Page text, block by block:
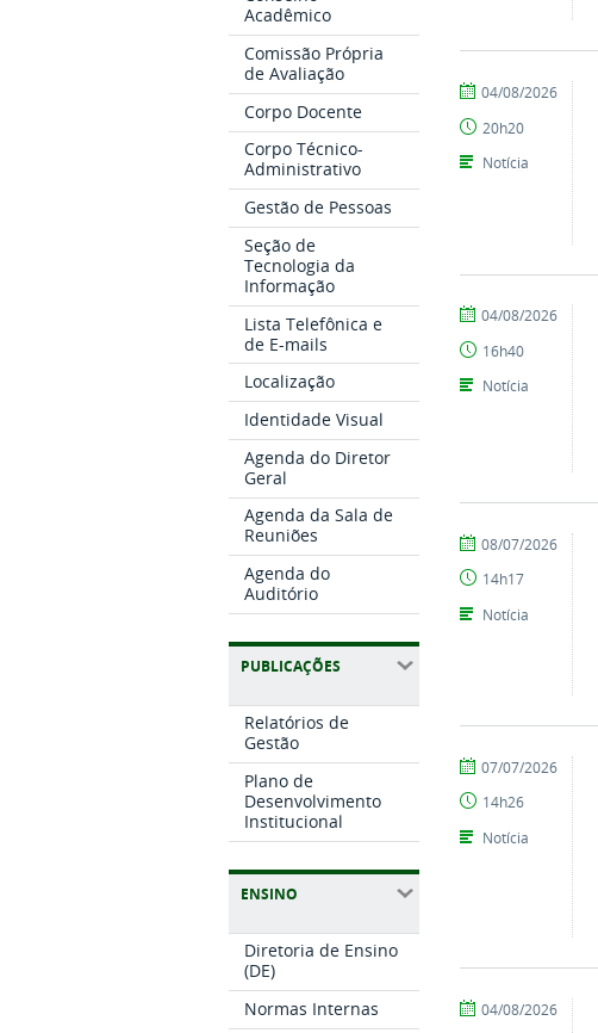
Acadêmico
Comissão Própria
de Avaliação
Corpo Docente
Corpo Técnico-
Administrativo
Gestão de Pessoas
Seção de
Tecnologia da
Informação
Lista Telefônica e
de E-mails
Localização
Identidade Visual
Agenda do Diretor
Geral
Agenda da Sala de
Reuniões
Agenda do
Auditório
PUBLICAÇÕES
Relatórios de
Gestão
Plano de
Desenvolvimento
Institucional
ENSINO
Diretoria de Ensino
(DE)
Normas Internas
por
de
Comunicação
publicado
04/08/2026
20h20
Notícia
por
de
Comunicação
publicado
04/08/2026
16h40
Notícia
por
de
Comunicação
publicado
08/07/2026
14h17
Notícia
por
de
Comunicação
publicado
07/07/2026
14h26
Notícia
por
publicado
04/08/2026